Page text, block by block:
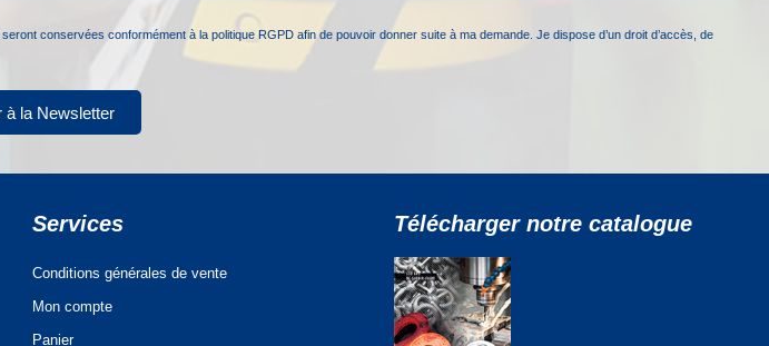
conservées conformément à la politique RGPD afin de pouvoir donner suite à ma demande. Je dispose d’un droit d’accès, de
à la Newsletter
Services
Conditions générales de vente
Mon compte
Panier
Télécharger notre catalogue